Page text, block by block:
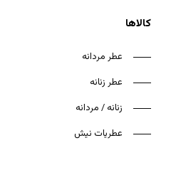
کالاها
عطر مردانه
عطر زنانه
زنانه / مردانه
عطریات نیش